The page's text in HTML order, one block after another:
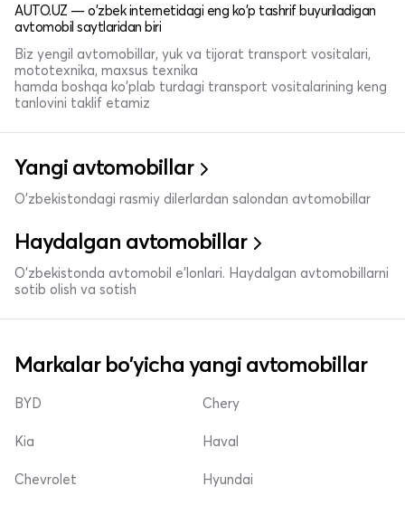
AUTO.UZ — o'zbek internetidagi eng ko'p tashrif buyuriladigan
avtomobil saytlaridan biri
Biz yengil avtomobillar, yuk va tijorat transport vositalari,
mototexnika, maxsus texnika
hamda boshqa ko'plab turdagi transport vositalarining keng
tanlovini taklif etamiz
Yangi avtomobillar
O'zbekistondagi rasmiy dilerlardan salondan avtomobillar
Haydalgan avtomobillar
O'zbekistonda avtomobil e’lonlari. Haydalgan avtomobillarni
sotib olish va sotish
Markalar bo'yicha yangi avtomobillar
BYD
Kia
Chevrolet
Chery
Haval
Hyundai